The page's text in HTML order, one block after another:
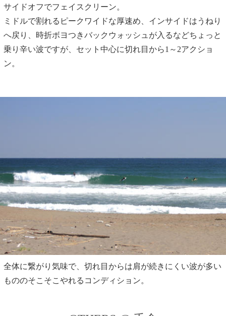
サイドオフでフェイスクリーン。
ミドルで割れるピークワイドな厚速め、インサイドはうねり
へ戻り、時折ボヨつきバックウォッシュが入るなどちょっと
乗り辛い波ですが、セット中心に切れ目から1～2アクショ
ン。
全体に繋がり気味で、切れ目からは肩が続きにくい波が多い
もののそこそこやれるコンディション。